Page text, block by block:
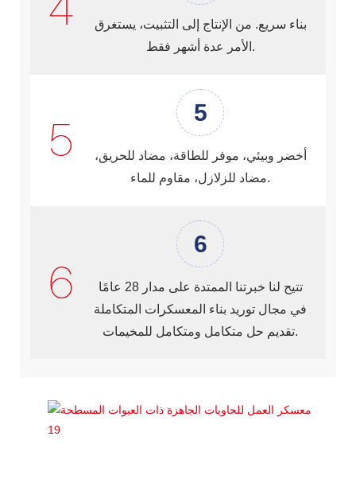
بناء سريع. من الإنتاج إلى التثبيت، يستغرق
الأمر عدة أشهر فقط.
5
أخضر وبيئي، موفر للطاقة، مضاد للحريق،
مضاد للزلازل، مقاوم للماء.
6
تتيح لنا خبرتنا الممتدة على مدار 28 عامًا
في مجال توريد بناء المعسكرات المتكاملة
تقديم حل متكامل ومتكامل للمخيمات.